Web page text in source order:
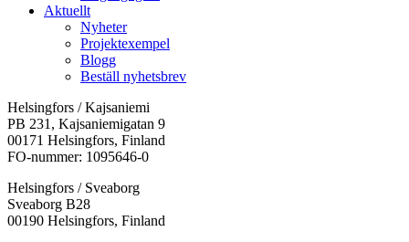
Aktuellt
Nyheter
Projektexempel
Blogg
Beställ nyhetsbrev
Helsingfors / Kajsaniemi
PB 231, Kajsaniemigatan 9
00171 Helsingfors, Finland
FO-nummer: 1095646-0
Helsingfors / Sveaborg
Sveaborg B28
00190 Helsingfors, Finland